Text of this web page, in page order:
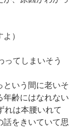
）
ってしまいそう
という間に老いそ
年齢にはなれない
れは本腰いれて
話をきいていて思